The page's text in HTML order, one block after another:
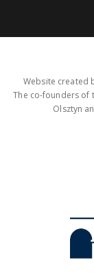
Website created
The co-founders of
Olsztyn